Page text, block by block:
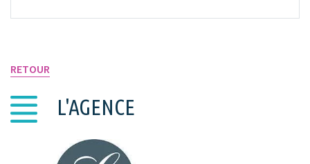
RETOUR
L'AGENCE